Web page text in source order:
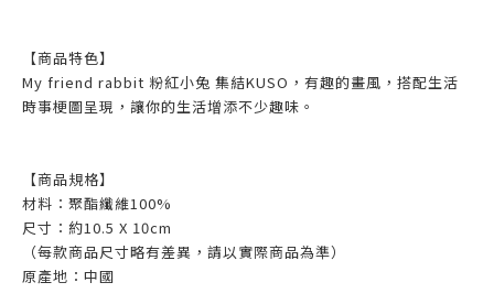
【商品特色】
My friend rabbit 粉紅小兔 集結KUSO，有趣的畫風，搭配生活
時事梗圖呈現，讓你的生活增添不少趣味。
【商品規格】
材料：聚酯纖維100%
尺寸：約10.5 X 10cm
（每款商品尺寸略有差異，請以實際商品為準）
原產地：中國